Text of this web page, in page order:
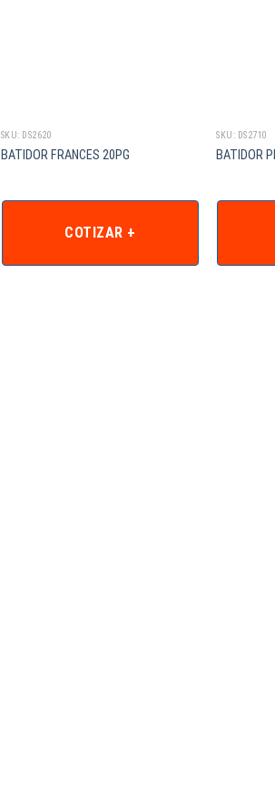
SKU: DS2620
BATIDOR FRANCES 20PG
COTIZAR +
SKU: DS2710
BATIDOR